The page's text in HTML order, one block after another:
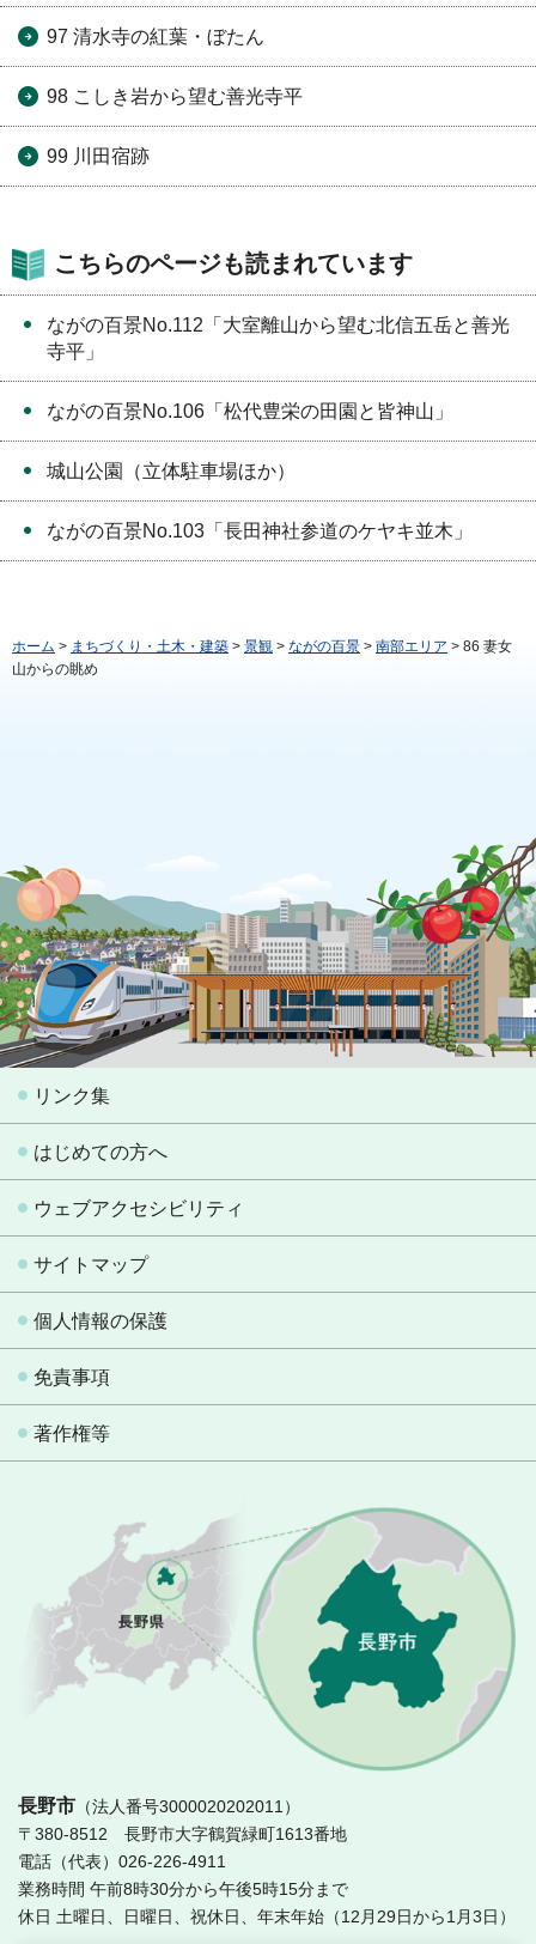
97 清水寺の紅葉・ぼたん
98 こしき岩から望む善光寺平
99 川田宿跡
こちらのページも読まれています
ながの百景No.112「大室離山から望む北信五岳と善光
寺平」
ながの百景No.106「松代豊栄の田園と皆神山」
城山公園（立体駐車場ほか）
ながの百景No.103「長田神社参道のケヤキ並木」
ホーム > まちづくり・土木・建築 > 景観 > ながの百景 > 南部エリア > 86 妻女
山からの眺め
リンク集
はじめての方へ
ウェブアクセシビリティ
サイトマップ
個人情報の保護
免責事項
著作権等
長野市 （法人番号3000020202011）
〒380-8512 長野市大字鶴賀緑町1613番地
電話（代表）026-226-4911
業務時間 午前8時30分から午後5時15分まで
休日 土曜日、日曜日、祝休日、年末年始（12月29日から1月3日）